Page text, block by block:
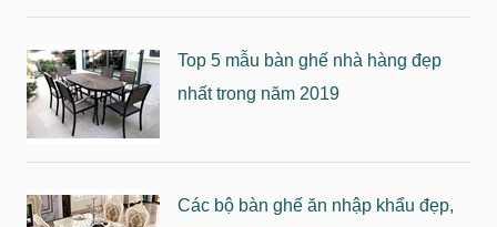
Top 5 mẫu bàn ghế nhà hàng đẹp
nhất trong năm 2019
Các bộ bàn ghế ăn nhập khẩu đẹp,